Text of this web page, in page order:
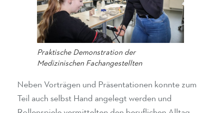
Praktische Demonstration der
Medizinischen Fachangestellten
Neben Vorträgen und Präsentationen konnte zum
Teil auch selbst Hand angelegt werden und